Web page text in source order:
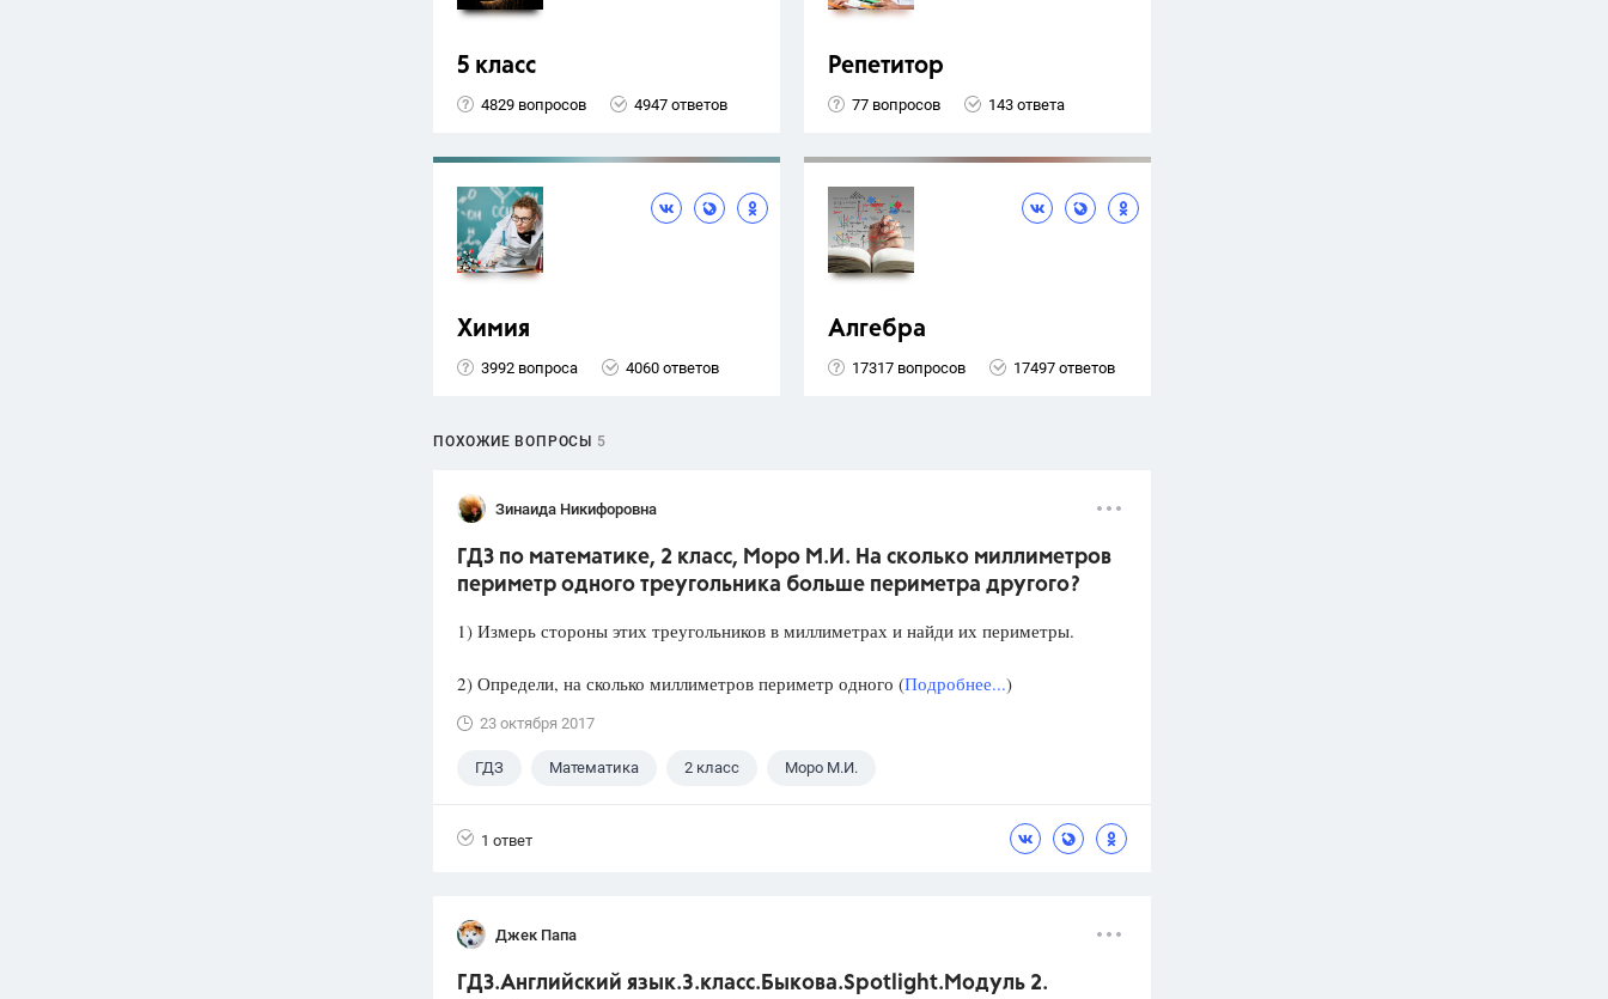
5 класс
4829 вопросов 4947 ответов
Репетитор
77 вопросов 143 ответа
Химия
3992 вопроса 4060 ответов
Алгебра
17317 вопросов 17497 ответов
ПОХОЖИЕ ВОПРОСЫ 5
Зинаида Никифоровна
ГДЗ по математике, 2 класс, Моро М.И. На сколько миллиметров
периметр одного треугольника больше периметра другого?
1) Измерь стороны этих треугольников в миллиметрах и найди их периметры.
2) Определи, на сколько миллиметров периметр одного (Подробнее...)
23 октября 2017
ГДЗ Математика 2 класс Моро М.И.
1 ответ
Джек Папа
ГДЗ.Английский язык.3.класс.Быкова.Spotlight.Модуль 2.